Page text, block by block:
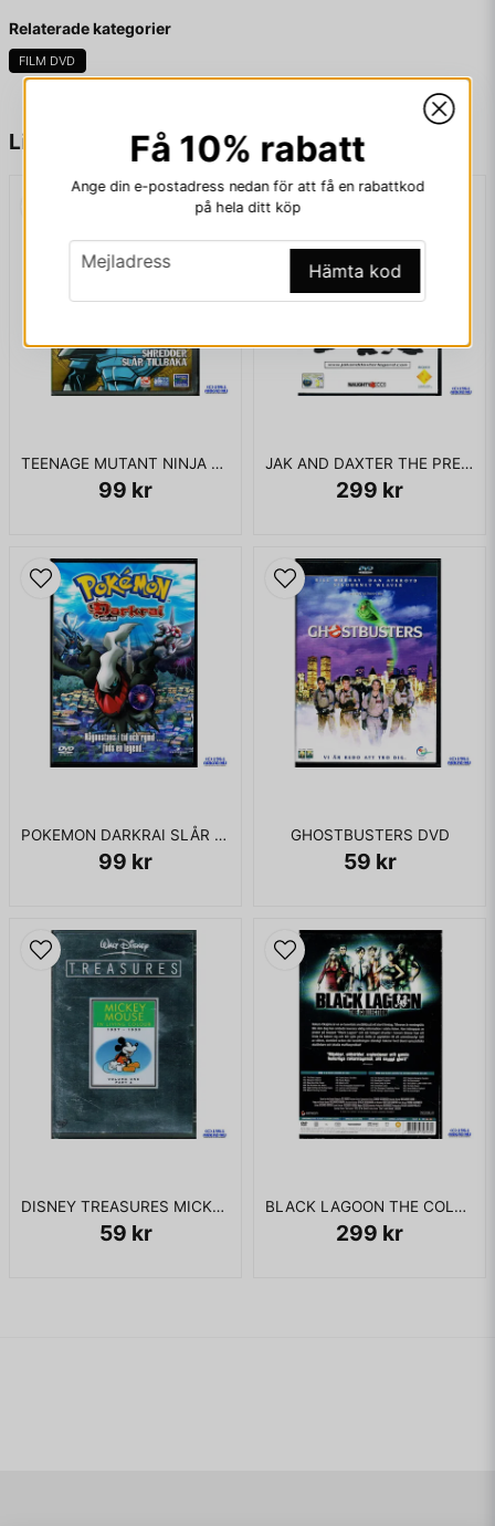
Liknande produkter
TEENAGE MUTANT NINJA TURTLES SHREDDER SLÅR TILLBAKA DVD
99 kr
JAK AND DAXTER THE PRECURSOR LEGACY DVD
299 kr
POKEMON DARKRAI SLÅR TILL DVD
99 kr
GHOSTBUSTERS DVD
59 kr
DISNEY TREASURES MICKEY MOUSE IN LIVING COLOUR VOL 1 PART 2 DVD
59 kr
BLACK LAGOON THE COLLECTION DVD SVENSK UTGÅVA
299 kr
Fråga oss något om denna produkten...
Relaterade kategorier
FILM DVD
Få 10% rabatt
Ange din e-postadress nedan för att få en rabattkod
på hela ditt köp
email
Mejladress Hämta kod